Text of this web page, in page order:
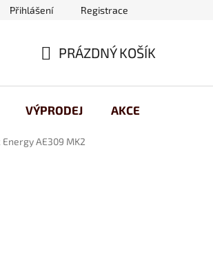
Přihlášení Registrace
KOŠÍK
PRÁZDNÝ KOŠÍK
VÝPRODEJ AKCE
AE309 MK2